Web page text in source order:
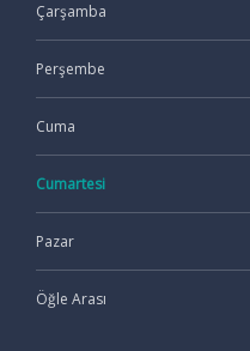
Çarşamba
Perşembe
Cuma
Cumartesi
Pazar
Öğle Arası